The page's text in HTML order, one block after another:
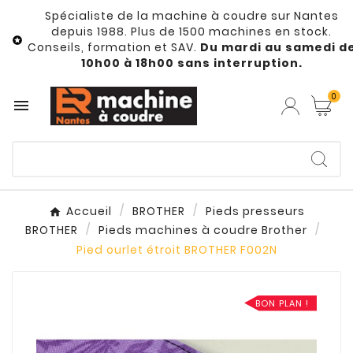

Spécialiste de la machine à coudre sur Nantes
depuis 1988. Plus de 1500 machines en stock.
Conseils, formation et SAV. Du mardi au samedi
10h00 à 18h00 sans interruption.
 0
Accueil BROTHER
Pieds presseurs
BROTHER
Pieds machines à coudre Brother
Pied ourlet étroit BROTHER F002N
BON PLAN !